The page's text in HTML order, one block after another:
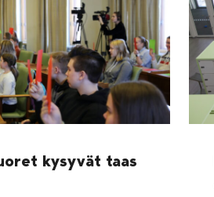
kysyvät taas